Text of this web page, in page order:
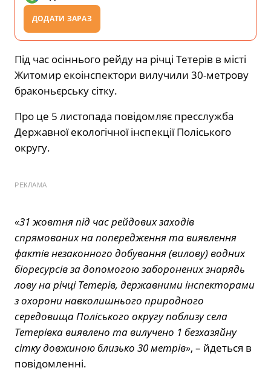
ДОДАТИ ЗАРАЗ
Під час осіннього рейду на річці Тетерів в місті
Житомир екоінспектори вилучили 30-метрову
браконьєрську сітку.
Про це 5 листопада повідомляє пресслужба
Державної екологічної інспекції Поліського
округу.
РЕКЛАМА
«31 жовтня під час рейдових заходів
спрямованих на попередження та виявлення
фактів незаконного добування (вилову) водних
біоресурсів за допомогою заборонених знарядь
лову на річці Тетерів, державними інспекторами
з охорони навколишнього природного
середовища Поліського округу поблизу села
Тетерівка виявлено та вилучено 1 безхазяйну
сітку довжиною близько 30 метрів», – йдеться в
повідомленні.